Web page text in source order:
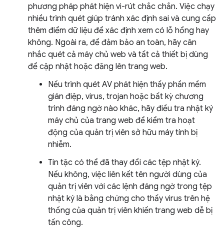
phương pháp phát hiện vi-rút chắc chắn. Việc chạy
nhiều trình quét giúp tránh xác định sai và cung cấp
thêm điểm dữ liệu để xác định xem có lỗ hổng hay
không. Ngoài ra, để đảm bảo an toàn, hãy cân
nhắc quét cả máy chủ web và tất cả thiết bị dùng
để cập nhật hoặc đăng lên trang web.
Nếu trình quét AV phát hiện thấy phần mềm
gián điệp, virus, trojan hoặc bất kỳ chương
trình đáng ngờ nào khác, hãy điều tra nhật ký
máy chủ của trang web để kiểm tra hoạt
động của quản trị viên sở hữu máy tính bị
nhiễm.
Tin tặc có thể đã thay đổi các tệp nhật ký.
Nếu không, việc liên kết tên người dùng của
quản trị viên với các lệnh đáng ngờ trong tệp
nhật ký là bằng chứng cho thấy virus trên hệ
thống của quản trị viên khiến trang web dễ bị
tấn công.